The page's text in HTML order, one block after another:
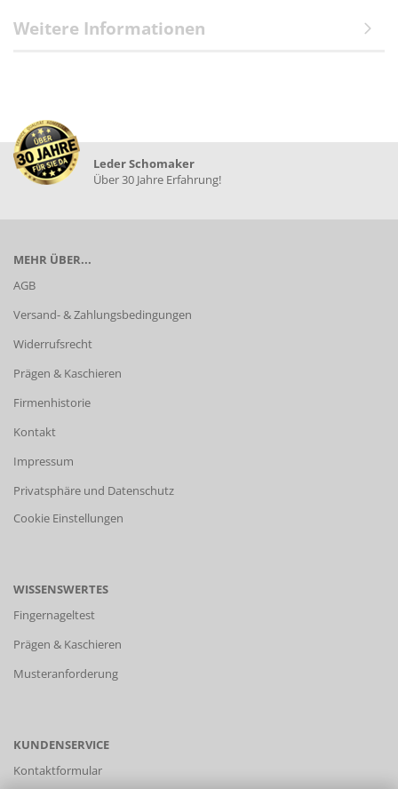
Weitere Informationen
Leder Schomaker
Über 30 Jahre Erfahrung!
MEHR ÜBER...
AGB
Versand- & Zahlungsbedingungen
Widerrufsrecht
Prägen & Kaschieren
Firmenhistorie
Kontakt
Impressum
Privatsphäre und Datenschutz
Cookie Einstellungen
WISSENSWERTES
Fingernageltest
Prägen & Kaschieren
Musteranforderung
KUNDENSERVICE
Kontaktformular